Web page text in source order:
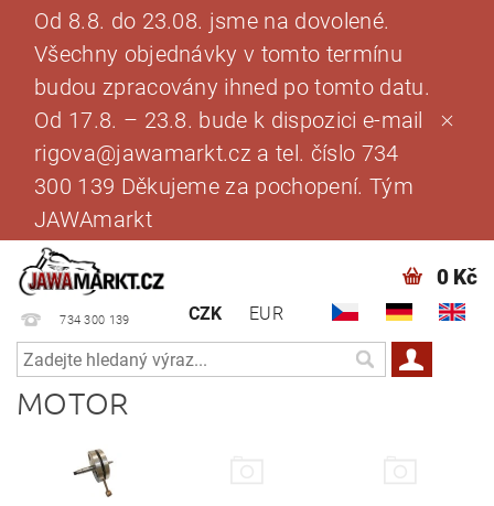
Od 8.8. do 23.08. jsme na dovolené.
Všechny objednávky v tomto termínu
budou zpracovány ihned po tomto datu.
Od 17.8. – 23.8. bude k dispozici e-mail
rigova@jawamarkt.cz a tel. číslo 734
300 139 Děkujeme za pochopení. Tým
JAWAmarkt
734 300 139 CZK EUR
0 Kč
MOTOR